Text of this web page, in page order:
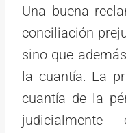
Una buena
conciliación
sino que
la cuantía. La
cuantía de la